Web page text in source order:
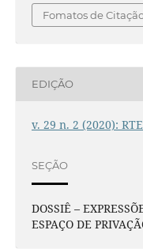
Fomatos de
EDIÇÃO
v. 29 n. 2 (2020):
SEÇÃO
DOSSIÊ –
ESPAÇO DE